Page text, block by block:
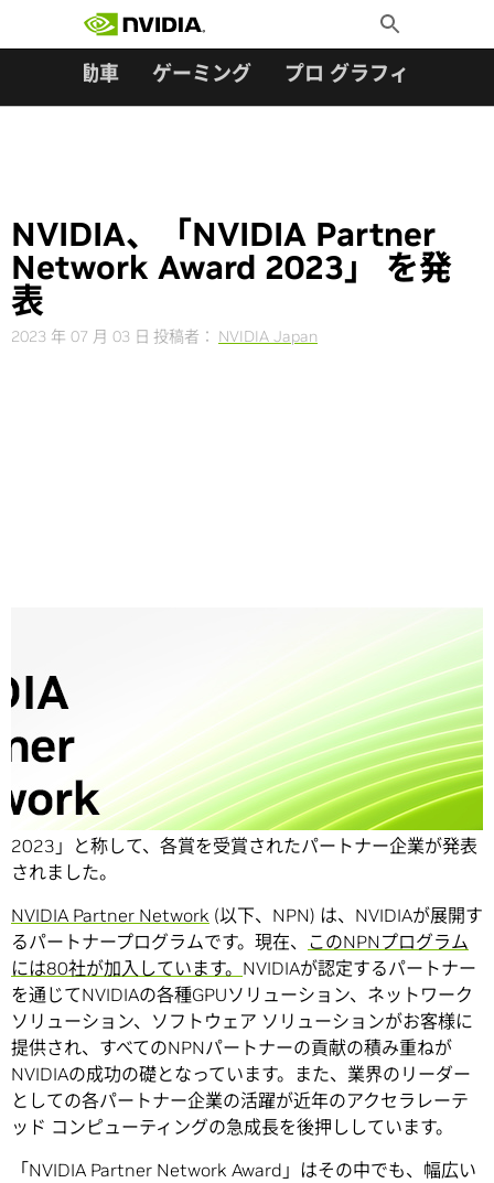
Toggle
Search
自動車 ゲーミング プロ グラフィックス
NVIDIA、「NVIDIA Partner
Network Award 2023」 を発
表
2023 年 07 月 03 日 投稿者： NVIDIA Japan
昨年に引き続き、今年も「NVIDIA Partner Network Award
2023」と称して、各賞を受賞されたパートナー企業が発表
されました。
NVIDIA Partner Network (以下、NPN) は、NVIDIAが展開す
るパートナープログラムです。現在、 このNPNプログラム
には80社が加入しています。 NVIDIAが認定するパートナー
を通じてNVIDIAの各種GPUソリューション、ネットワーク
ソリューション、ソフトウェア ソリューションがお客様に
提供され、すべてのNPNパートナーの貢献の積み重ねが
NVIDIAの成功の礎となっています。また、業界のリーダー
としての各パートナー企業の活躍が近年のアクセラレーテ
ッド コンピューティングの急成長を後押ししています。
「NVIDIA Partner Network Award」はその中でも、幅広い